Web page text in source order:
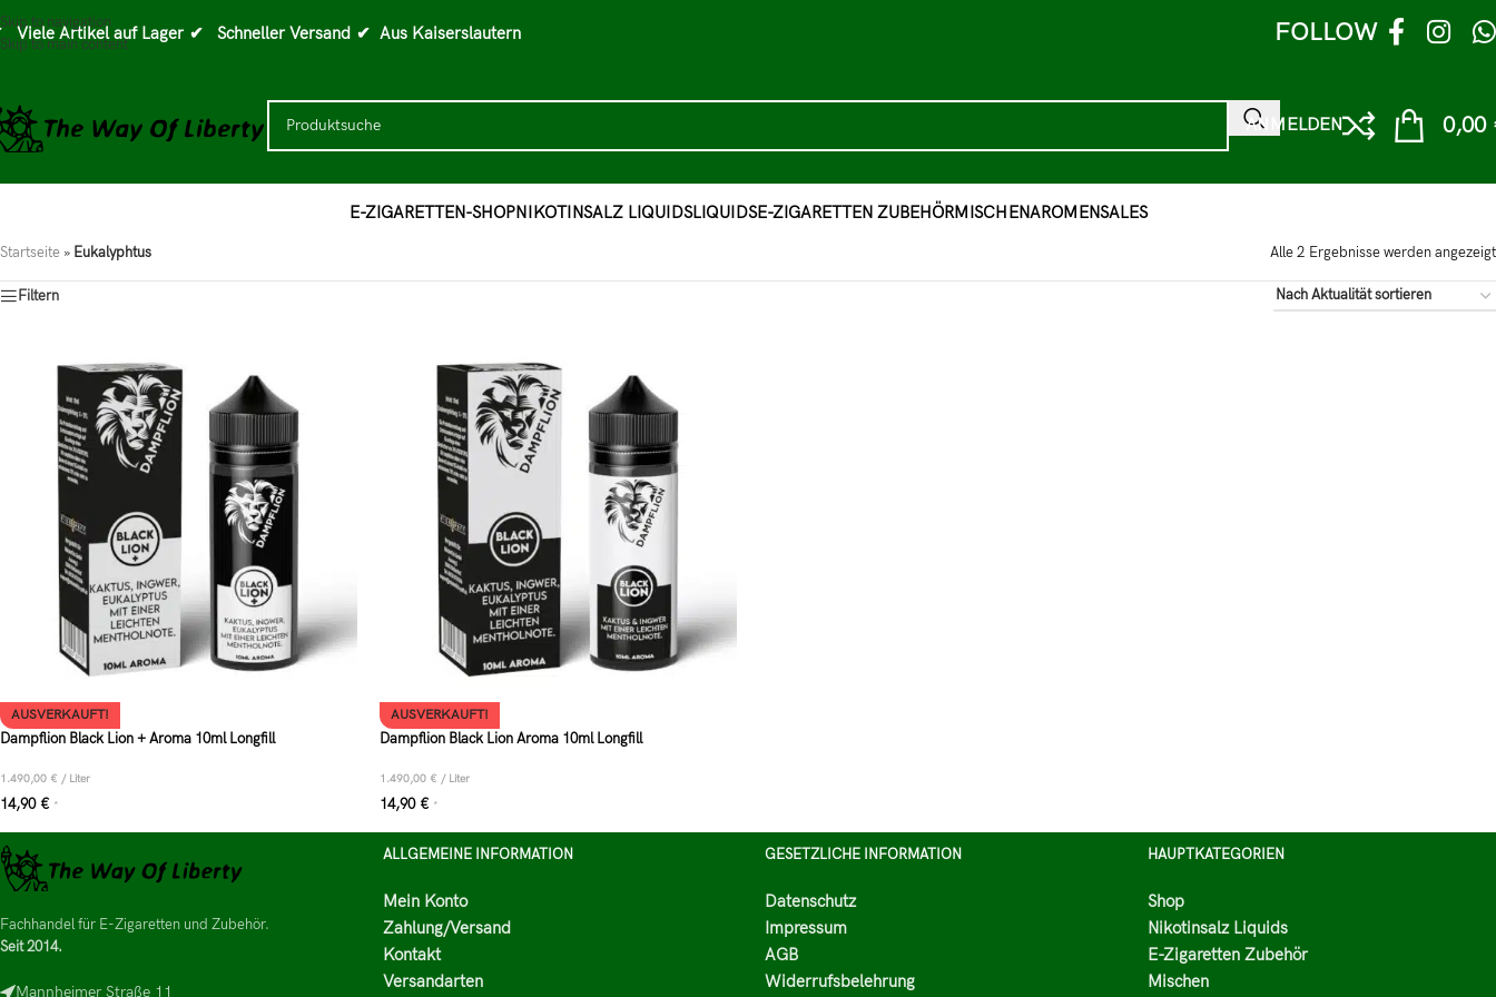
Skip to navigation
Skip to main content
Viele Artikel auf Lager ✔ Schneller Versand ✔ Aus Kaiserslautern FOLLOW
ANMELDEN 0,00
E-ZIGARETTEN-SHOPNIKOTINSALZ LIQUIDSLIQUIDSE-ZIGARETTEN ZUBEHÖRMISCHENAROMENSALES
Startseite » Eukalyphtus Alle 2 Ergebnisse werden angezeigt
Filtern
AUSVERKAUFT!
Dampflion Black Lion + Aroma 10ml Longfill
1.490,00 € / Liter
14,90 € *
AUSVERKAUFT!
Dampflion Black Lion Aroma 10ml Longfill
1.490,00 € / Liter
14,90 € *
Fachhandel für E-Zigaretten und Zubehör.
Seit 2014.
Mannheimer Straße 11
ALLGEMEINE INFORMATION
Mein Konto
Zahlung/Versand
Kontakt
Versandarten
GESETZLICHE INFORMATION
Datenschutz
Impressum
AGB
Widerrufsbelehrung
HAUPTKATEGORIEN
Shop
Nikotinsalz Liquids
E-Zigaretten Zubehör
Mischen